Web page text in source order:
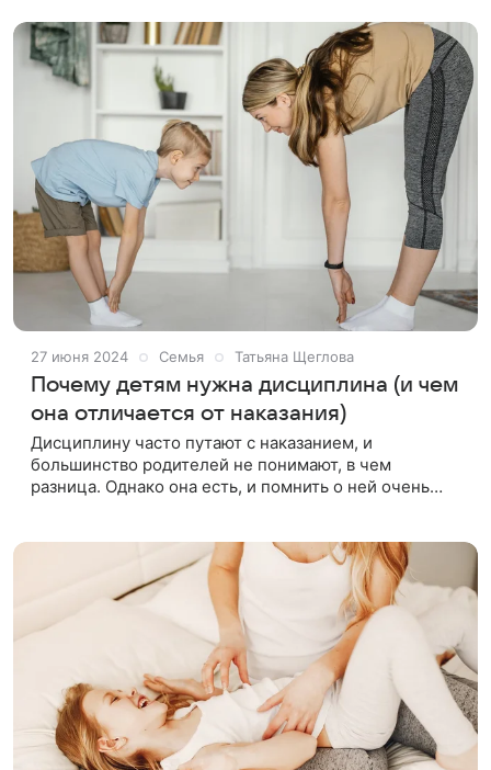
27 июня 2024 Семья Татьяна Щеглова
Почему детям нужна дисциплина (и чем
она отличается от наказания)
Дисциплину часто путают с наказанием, и
большинство родителей не понимают, в чем
разница. Однако она есть, и помнить о ней очень